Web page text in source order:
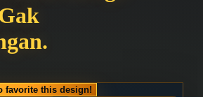
favorite this design!